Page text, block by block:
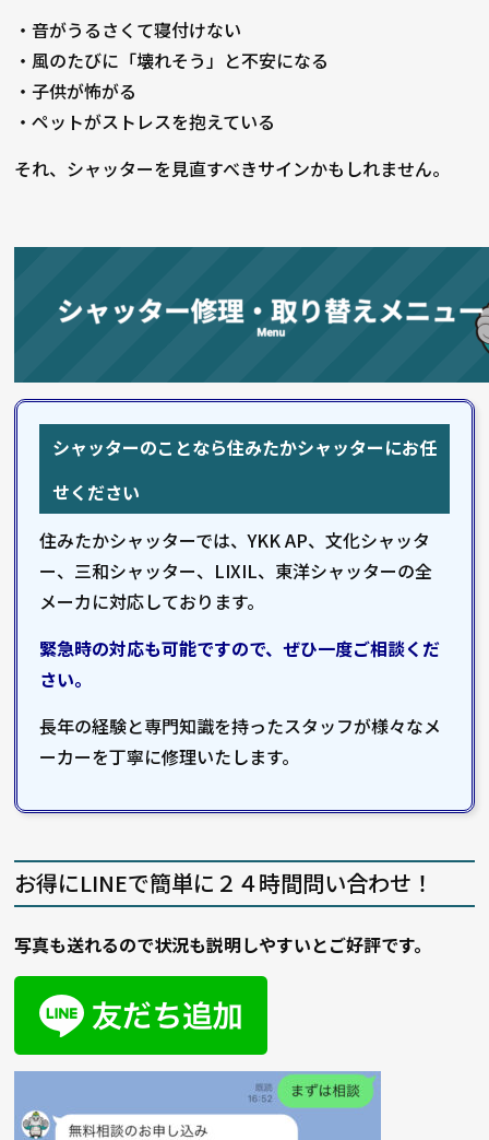
・音がうるさくて寝付けない
・風のたびに「壊れそう」と不安になる
・子供が怖がる
・ペットがストレスを抱えている
それ、シャッターを見直すべきサインかもしれません。
シャッターのことなら住みたかシャッターにお任
せください
住みたかシャッターでは、YKK AP、文化シャッタ
ー、三和シャッター、LIXIL、東洋シャッターの全
メーカに対応しております。
緊急時の対応も可能ですので、ぜひ一度ご相談くだ
さい。
長年の経験と専門知識を持ったスタッフが様々なメ
ーカーを丁寧に修理いたします。
お得にLINEで簡単に２４時間問い合わせ！
写真も送れるので状況も説明しやすいとご好評です。